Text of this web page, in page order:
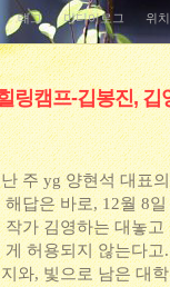
태그 미디어로그 위
링캠프-깁봉진, 깁
주 yg 양현석 대표
해답은 바로, 12월 8
작가 김영하는 대놓
게 허용되지 않는다
와, 빛으로 남은 대